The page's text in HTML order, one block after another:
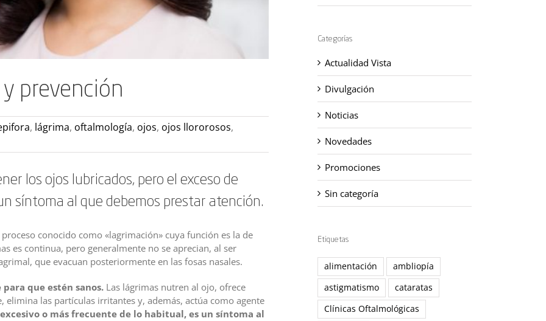
prevención
, lágrima, oftalmología, ojos, ojos llororosos,
los ojos lubricados, pero el exceso de
síntoma al que debemos prestar atención.
conocido como «lagrimación» cuya función es la de
es continua, pero generalmente no se aprecian, al ser
que evacuan posteriormente en las fosas nasales.
que estén sanos. Las lágrimas nutren al ojo, ofrece
elimina las partículas irritantes y, además, actúa como agente
o más frecuente de lo habitual, es un síntoma al
Categorías
Actualidad Vista
Divulgación
Noticias
Novedades
Promociones
Sin categoría
Etiquetas
alimentación
ambliopía
astigmatismo
cataratas
Clínicas Oftalmológicas